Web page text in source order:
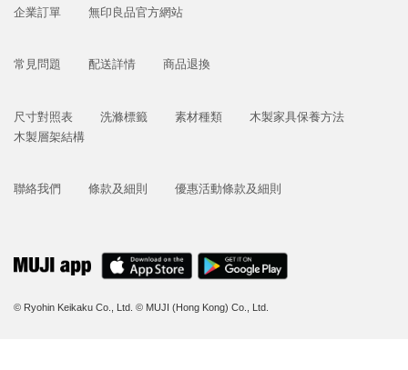
企業訂單
無印良品官方網站
常見問題 配送詳情 商品退換
尺寸對照表 洗滌標籤 素材種類
木製家具保養方法
木製層架結構
聯絡我們 條款及細則 優惠活動條款及細則
© Ryohin Keikaku Co., Ltd. © MUJI (Hong Kong) Co., Ltd.